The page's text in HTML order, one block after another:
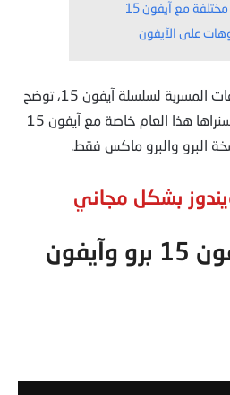
مع آيفون 15
وهذه المعلومات والمواصفات المسربة لسلسلة آيفون 15، توضح
العديد من الإختلافات التي سنراها هذا العام خاصة مع آيفون 15
بشكل مجاني
تحسينات مع آيفون 15 برو وآيفون